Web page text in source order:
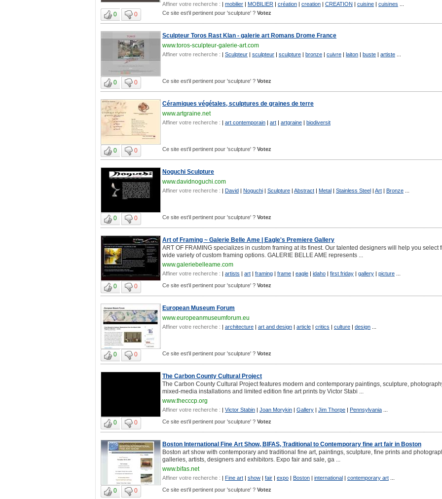
Affiner votre recherche : | mobilier | MOBILIER | création | creation | CREATION | cuisine | cuisines
0 0 Ce site est'il pertinent pour 'sculpture' ? Votez
Sculpteur Toros Rast Klan - galerie art Romans Drome France
www.toros-sculpteur-galerie-art.com
Affiner votre recherche : | Sculpteur | sculpteur | sculpture | bronze | cuivre | laiton | buste | artiste
0 0 Ce site est'il pertinent pour 'sculpture' ? Votez
Céramiques végétales, sculptures de graines de terre
www.artgraine.net
Affiner votre recherche : | art contemporain | art | artgraine | biodiversit
0 0 Ce site est'il pertinent pour 'sculpture' ? Votez
Noguchi Sculpture
www.davidnoguchi.com
Affiner votre recherche : | David | Noguchi | Sculpture | Abstract | Metal | Stainless Steel | Art | Bronze
0 0 Ce site est'il pertinent pour 'sculpture' ? Votez
Art of Framing ~ Galerie Belle Ame | Eagle's Premiere Gallery
ART OF FRAMING specializes in custom framing at its finest. Our talented designers will help you select
wide variety of custom framing options. GALERIE BELLE AME represents ...
www.galeriebelleame.com
Affiner votre recherche : | artists | art | framing | frame | eagle | idaho | first friday | gallery | picture
0 0 Ce site est'il pertinent pour 'sculpture' ? Votez
European Museum Forum
www.europeanmuseumforum.eu
Affiner votre recherche : | architecture | art and design | article | critics | culture | design
0 0 Ce site est'il pertinent pour 'sculpture' ? Votez
The Carbon County Cultural Project
The Carbon County Cultural Project features modern and contemporary paintings, sculpture,
mixed-media installations and limited edition fine art prints by Victor Stabi ...
www.thecccp.org
Affiner votre recherche : | Victor Stabin | Joan Morykin | Gallery | Jim Thorpe | Pennsylvania
0 0 Ce site est'il pertinent pour 'sculpture' ? Votez
Boston International Fine Art Show, BIFAS, Traditional to Contemporary fine art fair in Boston
Boston art show with contemporary and traditional fine art, paintings, sculpture, fine prints and
galleries, artists, designers and exhibitors. Expo fair and sale, ga ...
www.bifas.net
Affiner votre recherche : | Fine art | show | fair | expo | Boston | international | contemporary art
0 0 Ce site est'il pertinent pour 'sculpture' ? Votez